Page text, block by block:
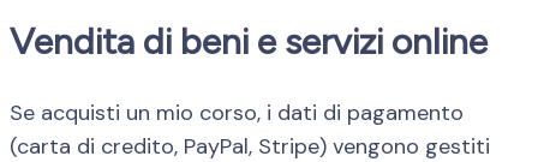
Vendita di beni e servizi online
Se acquisti un mio corso, i dati di pagamento
(carta di credito, PayPal, Stripe) vengono gestiti